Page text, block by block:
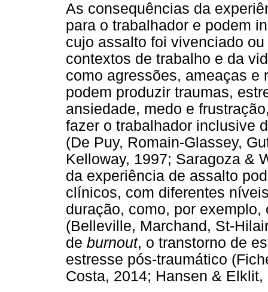
As consequências da
para o trabalhador e podem
cujo assalto foi vivenciado
contextos de trabalho e da
como agressões, ameaças e
podem produzir traumas,
ansiedade, medo e
fazer o trabalhador inclusive
(De Puy, Romain-Glassey,
Kelloway, 1997; Saragoza &
da experiência de assalto
clínicos, com diferentes
duração, como, por
(Belleville, Marchand, St-
de burnout, o transtorno de
estresse pós-traumático
Costa, 2014; Hansen & Elklit,